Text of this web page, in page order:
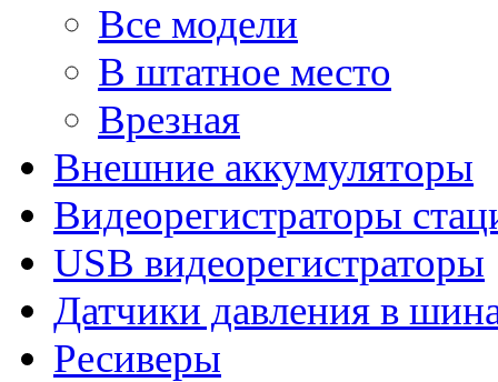
Все модели
В штатное место
Врезная
Внешние аккумуляторы
Видеорегистраторы
USB видеорегистраторы
Датчики давления в
Ресиверы